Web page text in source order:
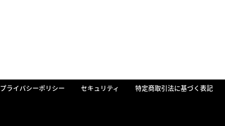
プライバシーポリシー セキュリティ
特定商取引法に基づく表記